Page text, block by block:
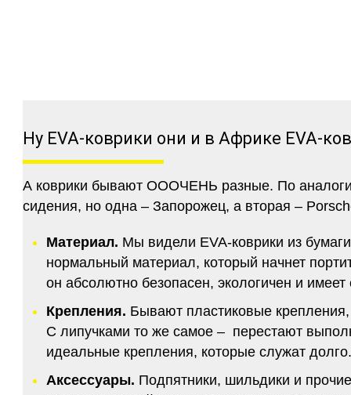
Ну EVA-коврики они и в Африке EVA-
А коврики бывают ОООЧЕНЬ разные. По
сидения, но одна – Запорожец, а вторая –
Материал. Мы видели EVA-коврики из
нормальный материал, который начнет
он абсолютно безопасен, экологичен и
Крепления. Бывают пластиковые
С липучками то же самое – перестают
идеальные крепления, которые служат
Аксессуары. Подпятники, шильдики и